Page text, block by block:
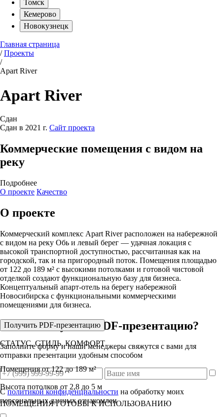
Томск
Кемерово
Новокузнецк
Главная страница
/Проекты
/
Apart River
Apart River
Сдан
Сдан в 2021 г. Сайт проекта
Коммерческие помещения с видом на
реку
Подробнее
О проекте Качество
О проекте
Коммерческий комплекс Apart River расположен на набережной
с видом на реку Обь и левый берег — удачная локация с
высокой транспортной доступностью, рассчитанная как на
городской, так и на пригородный поток. Помещения площадью
от 122 до 189 м² с высокими потолками и готовой чистовой
отделкой создают функциональную базу для бизнеса.
Концептуальный апарт-отель на берегу набережной
Новосибирска с функциональными коммерческими
помещениями для бизнеса.
Хотите получить PDF-презентацию?
Заполните форму и наши менеджеры свяжутся с вами для
отправки презентации удобным способом
Сполитикой конфиденциальности на обработку моих
персональных данных ознакомлен
Получить PDF-презентацию
СТАТУС, СТИЛЬ, КОМФОРТ​
Помещения от 122 до 189 м²
Высота потолков от 2,8 до 5 м
ПОМЕЩЕНИЯ ГОТОВЫ К ИСПОЛЬЗОВАНИЮ